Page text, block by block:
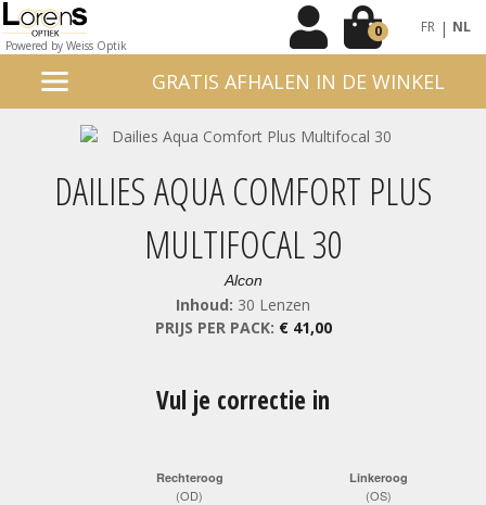
Powered by Weiss Optik
0 FR | NL
GRATIS AFHALEN IN DE WINKEL
DAILIES AQUA COMFORT PLUS
MULTIFOCAL 30
Alcon
Inhoud: 30 Lenzen
PRIJS PER PACK: € 41,00
Vul je correctie in
Rechteroog
(OD)
Linkeroog
(OS)